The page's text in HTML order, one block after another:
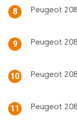
8 Peugeot
9 Peugeot
10 Peugeot
11 Peugeot